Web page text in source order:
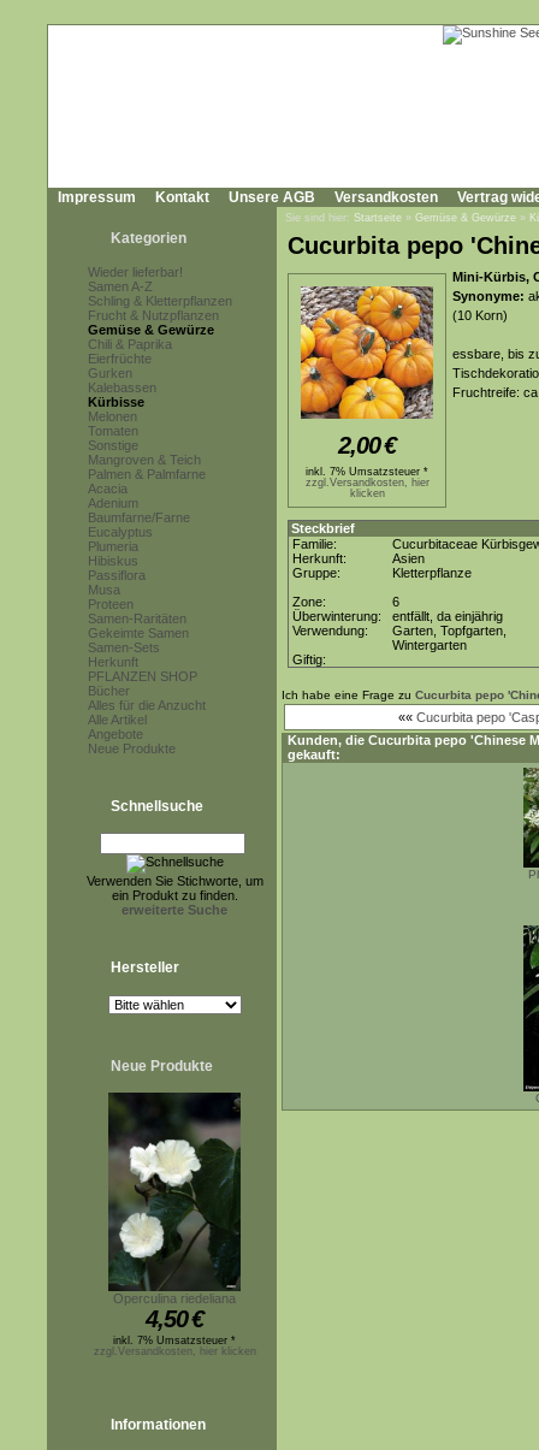
Impressum Kontakt Unsere AGB Versandkosten Vertrag
Kategorien
Wieder lieferbar!
Samen A-Z
Schling & Kletterpflanzen
Frucht & Nutzpflanzen
Gemüse & Gewürze
Chili & Paprika
Eierfrüchte
Gurken
Kalebassen
Kürbisse
Melonen
Tomaten
Sonstige
Mangroven & Teich
Palmen & Palmfarne
Acacia
Adenium
Baumfarne/Farne
Eucalyptus
Plumeria
Hibiskus
Passiflora
Musa
Proteen
Samen-Raritäten
Gekeimte Samen
Samen-Sets
Herkunft
PFLANZEN SHOP
Bücher
Alles für die Anzucht
Alle Artikel
Angebote
Neue Produkte
Schnellsuche
Verwenden Sie Stichworte, um
ein Produkt zu finden.
erweiterte Suche
Hersteller
Neue Produkte
Operculina riedeliana
4,50€
inkl. 7% Umsatzsteuer *
zzgl.Versandkosten, hier klicken
Informationen
Sie sind hier: Startseite » Gemüse & Gewürze »
Cucurbita pepo
2,00€
inkl. 7% Umsatzsteuer *
zzgl.Versandkosten, hier
klicken
Mini-Kürbis,
Synonyme:
(10 Korn)
essbare, bis
Fruchtreife:
Steckbrief
Familie:
Cucurbitaceae
Herkunft:
Asien
Gruppe:
Kletterpflanze
Zone:
6
Überwinterung:
entfällt, da einjährig
Verwendung:
Garten, Topfgarten,
Wintergarten
Giftig:
Ich habe eine Frage zu Cucurbita pepo
«« Cucurbita pepo
Kunden, die Cucurbita pepo 'Chinese
gekauft: